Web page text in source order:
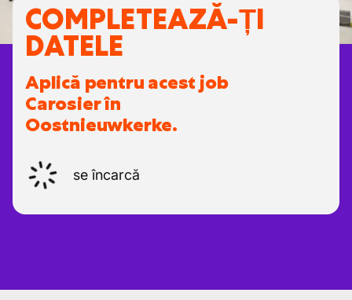
COMPLETEAZĂ-ȚI
DATELE
Aplică pentru acest job
Carosier în
Oostnieuwkerke.
se încarcă